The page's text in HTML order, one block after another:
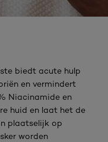
biedt acute hulp
en vermindert
Niacinamide en
huid en laat het de
plaatselijk op
worden